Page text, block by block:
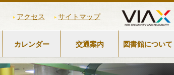
アクセス サイトマップ
カレンダー 交通案内 図書館について